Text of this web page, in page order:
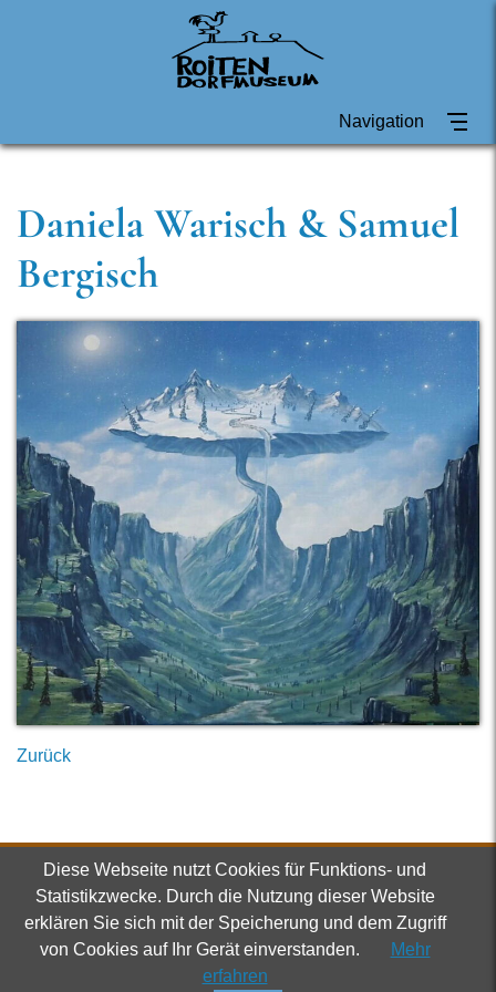
Navigation
Daniela Warisch & Samuel
Bergisch
Zurück
Verein
Dorfmuseum Roiten
Roiten 62
3911 Rappottenstein
+43 664 / 737 043 44
info@dorfmuseum-roiten.at
Diese Webseite nutzt Cookies für Funktions- und
Statistikzwecke. Durch die Nutzung dieser Website
erklären Sie sich mit der Speicherung und dem Zugriff
von Cookies auf Ihr Gerät einverstanden.
Mehr
erfahren